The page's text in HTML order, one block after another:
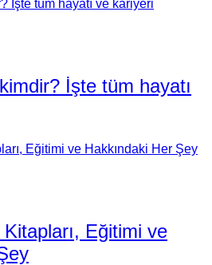
İşte tüm hayatı
Eğitimi ve